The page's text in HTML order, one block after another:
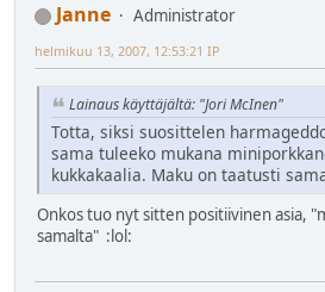
Janne
Administrator
helmikuu 13, 2007, 12:53:21 IP
Lainaus käyttäjältä: "Jori McInen"
Totta, siksi suosittelen
sama tuleeko mukana
kukkakaalia. Maku on taatusti
Onkos tuo nyt sitten positiivinen asia,
samalta" :lol: